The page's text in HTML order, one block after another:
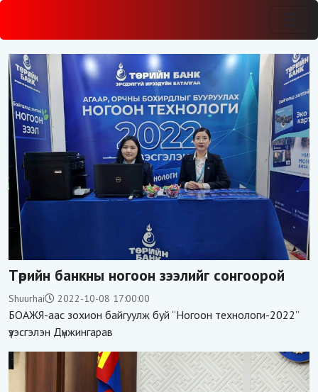
Төрийн банкны ногоон зээлийг сонгоорой
Shuurhai 2022-10-08 17:00:00
БОАЖЯ-аас зохион байгуулж буй “Ногоон технологи-2022”
үзэсгэлэн Дүнжингарав